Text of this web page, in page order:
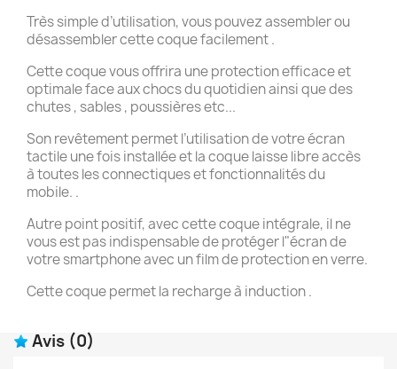
Très simple d’utilisation, vous pouvez assembler ou
désassembler cette coque facilement .
Cette coque vous offrira une protection efficace et
optimale face aux chocs du quotidien ainsi que des
chutes , sables , poussières etc...
Son revêtement permet l’utilisation de votre écran
tactile une fois installée et la coque laisse libre accès
à toutes les connectiques et fonctionnalités du
mobile. .
Autre point positif, avec cette coque intégrale, il ne
vous est pas indispensable de protéger l"écran de
votre smartphone avec un film de protection en verre.
Cette coque permet la recharge à induction .
Avis (0)